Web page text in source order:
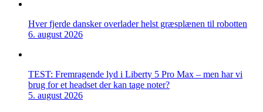
Hver fjerde dansker overlader helst græsplænen til robotten
6. august 2026
TEST: Fremragende lyd i Liberty 5 Pro Max – men har vi
brug for et headset der kan tage noter?
5. august 2026